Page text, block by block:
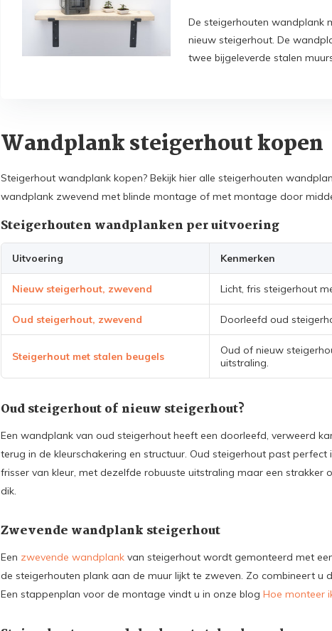
De steigerhouten wandplank
nieuw steigerhout. De
twee bijgeleverde stalen
Wandplank steigerhout kopen
Steigerhout wandplank kopen? Bekijk hier alle steigerhouten
wandplank zwevend met blinde montage of met montage door
Steigerhouten wandplanken per uitvoering
Uitvoering Kenmerken
Nieuw steigerhout, zwevend Licht, fris steigerhout
Oud steigerhout, zwevend Doorleefd oud
Steigerhout met stalen beugels
Oud of nieuw
uitstraling.
Oud steigerhout of nieuw steigerhout?
Een wandplank van oud steigerhout heeft een doorleefd, verweerd
terug in de kleurschakering en structuur. Oud steigerhout past
frisser van kleur, met dezelfde robuuste uitstraling maar een
dik.
Zwevende wandplank steigerhout
Een zwevende wandplankvan steigerhout wordt gemonteerd met
de steigerhouten plank aan de muur lijkt te zweven. Zo combineert
Een stappenplan voor de montage vindt u in onze blog Hoe monteer